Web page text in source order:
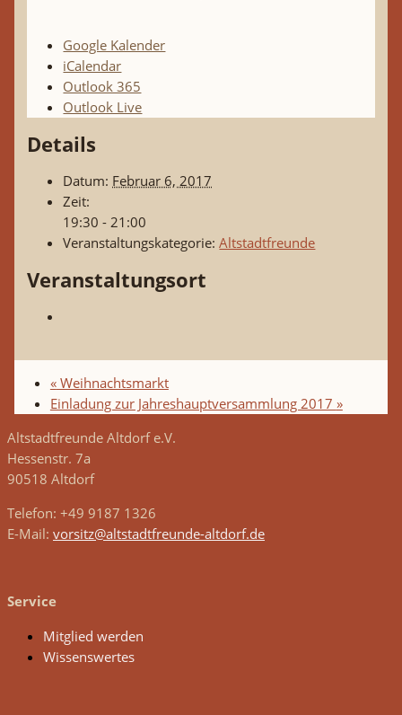
Google Kalender
iCalendar
Outlook 365
Outlook Live
Details
Datum: Februar 6, 2017
Zeit:
19:30 - 21:00
Veranstaltungskategorie: Altstadtfreunde
Veranstaltungsort
«Weihnachtsmarkt
Einladung zur Jahreshauptversammlung 2017 »
Altstadtfreunde Altdorf e.V.
Hessenstr. 7a
90518 Altdorf
Telefon: +49 9187 1326
E-Mail: vorsitz@altstadtfreunde-altdorf.de
Service
Mitglied werden
Wissenswertes